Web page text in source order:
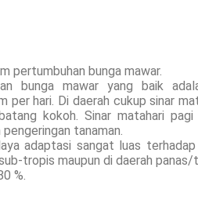
pertumbuhan bunga mawar.
bunga mawar yang baik
per hari. Di daerah cukup sinar
kokoh. Sinar matahari
tanaman.
adaptasi sangat luas
tropis maupun di daerah panas/
%.